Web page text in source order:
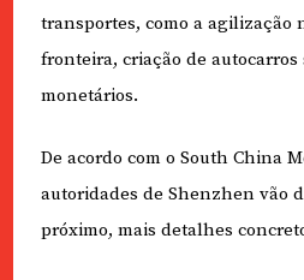
transportes, como a agilização
fronteira, criação de
monetários.
De acordo com o South China
autoridades de Shenzhen vão
próximo, mais detalhes